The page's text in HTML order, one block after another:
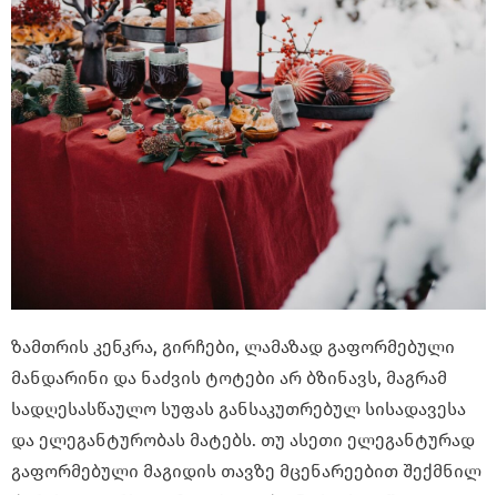
ზამთრის კენკრა, გირჩები, ლამაზად გაფორმებული
მანდარინი და ნაძვის ტოტები არ ბზინავს, მაგრამ
სადღესასწაულო სუფას განსაკუთრებულ სისადავესა
და ელეგანტურობას მატებს. თუ ასეთი ელეგანტურად
გაფორმებული მაგიდის თავზე მცენარეებით შექმნილ